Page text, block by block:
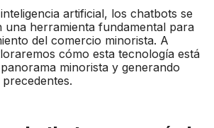
artificial, los chatbots se
una herramienta fundamental para
del comercio minorista. A
cómo esta tecnología está
minorista y generando